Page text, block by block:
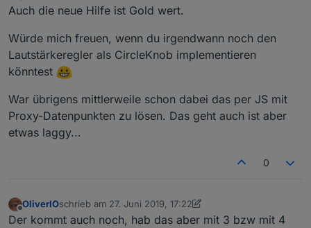
für das player-widget und das favoriten widget
konfigurierbar gemacht
und die Bearbeitung des viewindex wurde
Dropdaown/Auswahlliste (@BoehserWolf)
erhalten.
Auch die neue Hilfe ist Gold wert.
Würde mich freuen, wenn du irgendwann noch den
Lautstärkeregler als CircleKnob implementieren
könntest
War übrigens mittlerweile schon dabei das per JS mit
Proxy-Datenpunkten zu lösen. Das geht auch ist aber
etwas laggy...
0
Offline
OliverIOschrieb am 27. Juni 2019, 17:22
zuletzt editiert von OliverIO
Der kommt auch noch, hab das aber mit 3 bzw mit 4